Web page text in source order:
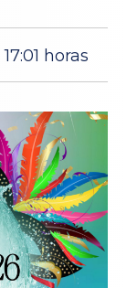
horas
31 Jan 2026